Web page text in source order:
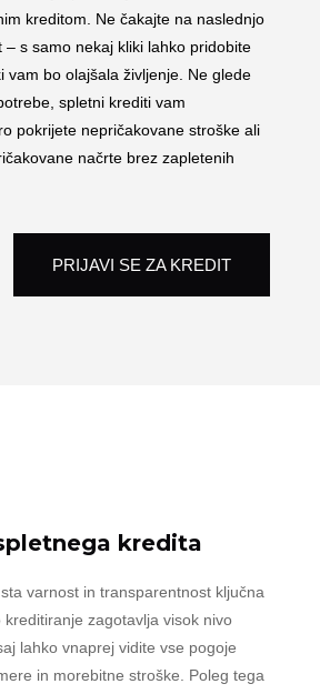
kreditom. Ne čakajte na naslednjo
– s samo nekaj kliki lahko pridobite
vam bo olajšala življenje. Ne glede
spletni krediti vam
pokrijete nepričakovane stroške ali
načrte brez zapletenih
PRIJAVI SE ZA KREDIT
kredita
varnost in transparentnost ključna
zagotavlja visok nivo
lahko vnaprej vidite vse pogoje
in morebitne stroške. Poleg tega